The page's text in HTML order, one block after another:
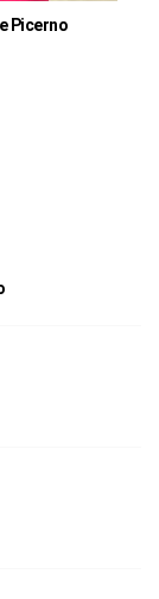
Picerno